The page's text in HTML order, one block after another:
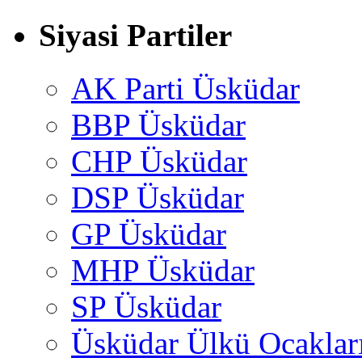
Siyasi Partiler
AK Parti Üsküdar
BBP Üsküdar
CHP Üsküdar
DSP Üsküdar
GP Üsküdar
MHP Üsküdar
SP Üsküdar
Üsküdar Ülkü